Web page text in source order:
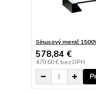
Sínusový menič
578,84 €
470,60 € bez DPH